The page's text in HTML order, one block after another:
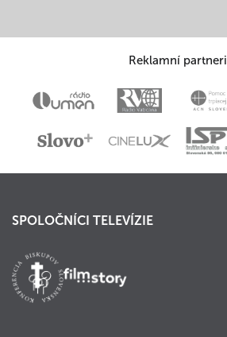
Reklamní partneri
SPOLOČNÍCI TELEVÍZIE